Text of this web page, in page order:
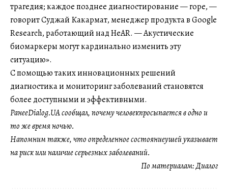
трагедия; каждое позднее диагностирование — горе, —
говорит Суджай Какармат, менеджер продукта в Google
Research, работающий над HeAR. — Акустические
биомаркеры могут кардинально изменить эту
ситуацию».
С помощью таких инновационных решений
диагностика и мониторинг заболеваний становятся
более доступными и эффективными.
РанееDialog.UA сообщал, почему человекпросыпается в одно и
то же время ночью.
Напомним также, что определенное состояниеушей указывает
на риск или наличие серьезных заболеваний.
По материалам:Диалог